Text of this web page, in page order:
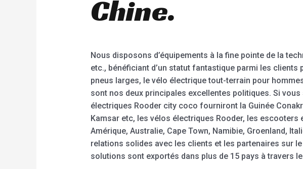
Chine.
Nous disposons d’équipements à la fine pointe de la
etc., bénéficiant d’un statut fantastique parmi les
pneus larges, le vélo électrique tout-terrain pour
sont nos deux principales excellentes politiques. Si
électriques Rooder city coco fourniront la Guinée
Kamsar etc, les vélos électriques Rooder, les
Amérique, Australie, Cape Town, Namibie, Groenland,
relations solides avec les clients et les partenaires sur
solutions sont exportés dans plus de 15 pays à travers